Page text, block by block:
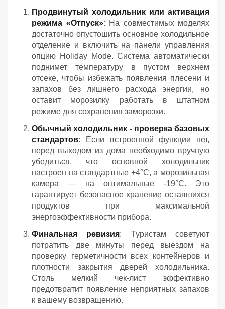
Продвинутый холодильник или активация
режима «Отпуск»: На совместимых моделях
достаточно опустошить основное холодильное
отделение и включить на панели управления
опцию Holiday Mode. Система автоматически
поднимет температуру в пустом верхнем
отсеке, чтобы избежать появления плесени и
запахов без лишнего расхода энергии, но
оставит морозилку работать в штатном
режиме для сохранения заморозки.
Обычный холодильник - проверка базовых
стандартов: Если встроенной функции нет,
перед выходом из дома необходимо вручную
убедиться, что основной холодильник
настроен на стандартные +4°C, а морозильная
камера — на оптимальные -19°C. Это
гарантирует безопасное хранение оставшихся
продуктов при максимальной
энергоэффективности прибора.
Финальная ревизия: Туристам советуют
потратить две минуты перед выездом на
проверку герметичности всех контейнеров и
плотности закрытия дверей холодильника.
Столь мелкий чек-лист эффективно
предотвратит появление неприятных запахов
к вашему возвращению.